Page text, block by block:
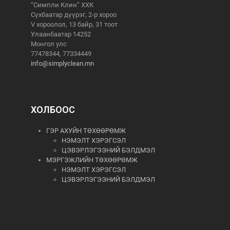
“Симпли Клин” ХХК
Сүхбаатар дүүрэг, 2-р хороо
V хороолол, 13 байр, 31 тоот
Улаанбаатар 14252
Монгол улс
77478344, 77334449
info@simplyclean.mn
ХОЛБООС
ГЭР АХУЙН ТӨХӨӨРӨМЖ
НЭМЭЛТ ХЭРЭГСЭЛ
ЦЭВЭРЛЭГЭЭНИЙ БЭЛДМЭЛ
МЭРГЭЖЛИЙН ТӨХӨӨРӨМЖ
НЭМЭЛТ ХЭРЭГСЭЛ
ЦЭВЭРЛЭГЭЭНИЙ БЭЛДМЭЛ